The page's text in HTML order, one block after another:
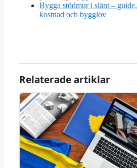
Bygga stödmur i slänt – guide,
kostnad och bygglov
Relaterade artiklar